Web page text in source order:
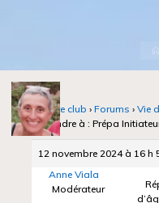
Notre club › Forums › Vie
Répondre à : Prépa
12 novembre 2024 à 16 h
Anne Viala
Modérateur